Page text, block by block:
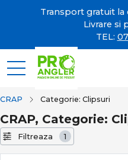
Transport gratuit la
Livrare si
TEL:
CRAP Categorie: Clipsuri
CRAP, Categorie:
Filtreaza 1